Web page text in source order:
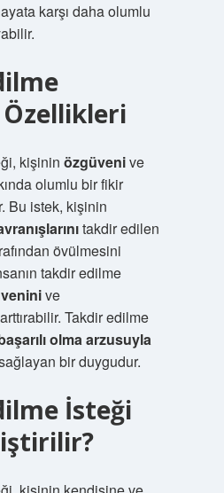
karşı daha olumlu
kişinin özgüvenive
olumlu bir fikir
Bu istek, kişinin
takdir edilen
övülmesini
takdir edilme
ve
arttırabilir. Takdir edilme
olma arzusuyla
bir duygudur.
İsteği